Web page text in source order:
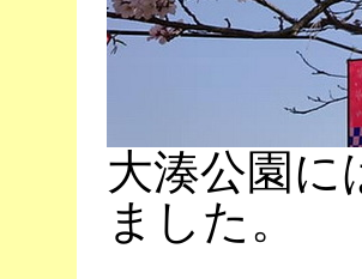
大湊公園に
ました。